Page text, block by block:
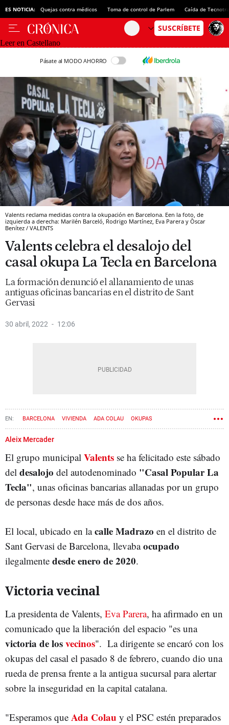
ES NOTICIA: Quejas contra médicos Toma de control de Parlem Caída de
Leer en Castellano
Pásate al MODO AHORRO
Valents reclama medidas contra la okupación en Barcelona. Een la foto, de
izquierda a derecha: Marilén Barceló, Rodrigo Martínez, Eva Parera y Òscar
Benítez / VALENTS
Valents celebra el desalojo del
casal okupa La Tecla en Barcelona
La formación denunció el allanamiento de unas
antiguas oficinas bancarias en el distrito de Sant
Gervasi
30 abril, 2022 12:06
BARCELONA VIVIENDA ADA COLAU OKUPAS
Aleix Mercader
El grupo municipal Valents se ha felicitado este sábado
del desalojo del autodenominado "Casal Popular La
Tecla", unas oficinas bancarias allanadas por un grupo
de personas desde hace más de dos años.
El local, ubicado en lacalleMadrazo en el distrito de
Sant Gervasi de Barcelona, llevabaocupado
ilegalmente desde enero de 2020.
Victoria vecinal
La presidenta de Valents, Eva Parera, ha afirmado en un
comunicado que la liberación del espacio "es una
victoria de losvecinos". La dirigente se encaró con los
okupas del casal el pasado 8 de febrero, cuando dio una
rueda de prensa frente a la antigua sucursal para alertar
sobre la inseguridad en la capital catalana.
"Esperamos que Ada Colau y el PSC estén preparados